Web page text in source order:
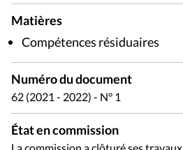
Matières
Compétences résiduaires
Numéro du document
62 (2021 - 2022) - N° 1
État en commission
La commission a clôturé ses travaux